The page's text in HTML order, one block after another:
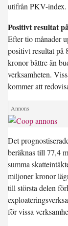
utifrån PKV-index.
Positivt resultat
Efter tio månader
positivt resultat på
kronor bättre än
verksamheten.
kommer att
Det
beräknas till 77,4
summa
miljoner kronor
till största delen
för vissa